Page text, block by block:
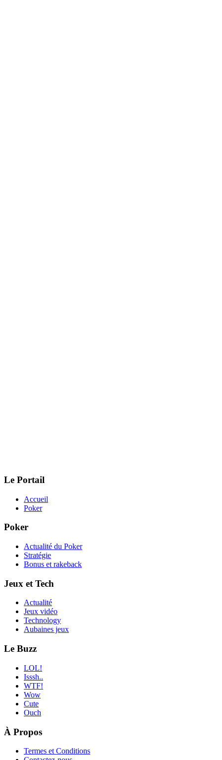
Le Portail
Accueil
Poker
Poker
Actualité du Poker
Stratégie
Bonus et rakeback
Jeux et Tech
Actualité
Jeux vidéo
Technology
Aubaines jeux
Le Buzz
LOL!
Isssh..
WTF!
Wow
Cute
Ouch
À Propos
Termes et Conditions